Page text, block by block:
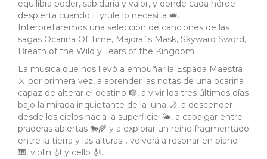
equilibra poder, sabiduría y valor, y donde cada héroe
despierta cuando Hyrule lo necesita 👑.
Interpretaremos una selección de canciones de las
sagas Ocarina Of Time, Majora´s Mask, Skyward Sword,
Breath of the Wild y Tears of the Kingdom.
La música que nos llevó a empuñar la Espada Maestra
⚔️ por primera vez, a aprender las notas de una ocarina
capaz de alterar el destino 🎼, a vivir los tres últimos días
bajo la mirada inquietante de la luna 🌙, a descender
desde los cielos hacia la superficie 🌤️, a cabalgar entre
praderas abiertas 🐎🌾 y a explorar un reino fragmentado
entre la tierra y las alturas… volverá a resonar en piano
🎹, violín 🎻 y cello 🎻.